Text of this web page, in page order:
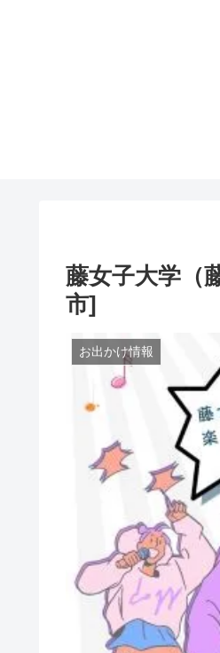
藤女子大学（
市]
お出かけ情報